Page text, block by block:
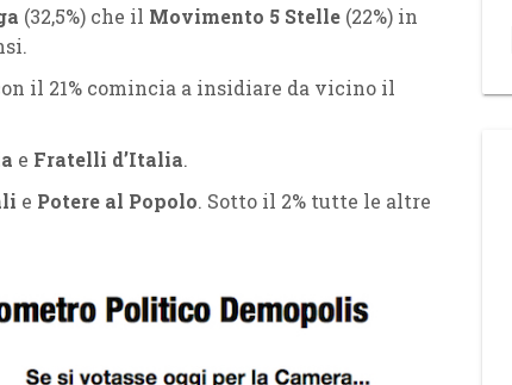
(32,5%) che il Movimento 5 Stelle (22%) in
il 21% comincia a insidiare da vicino il
e Fratelli d’Italia.
e Potere al Popolo. Sotto il 2% tutte le altre